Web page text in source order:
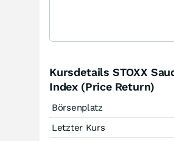
Kursdetails STOXX
Index (Price Return)
Börsenplatz
Letzter Kurs